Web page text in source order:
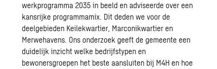
werkprogramma 2035 in beeld en adviseerde over een
kansrijke programmamix. Dit deden we voor de
deelgebieden Keilekwartier, Marconikwartier en
Merwehavens. Ons onderzoek geeft de gemeente een
duidelijk inzicht welke bedrijfstypen en
bewonersgroepen het beste aansluiten bij M4H en hoe